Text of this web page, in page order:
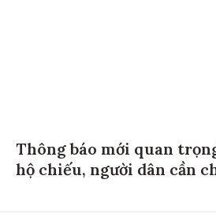
Thông báo mới quan
hộ chiếu, người dân cần